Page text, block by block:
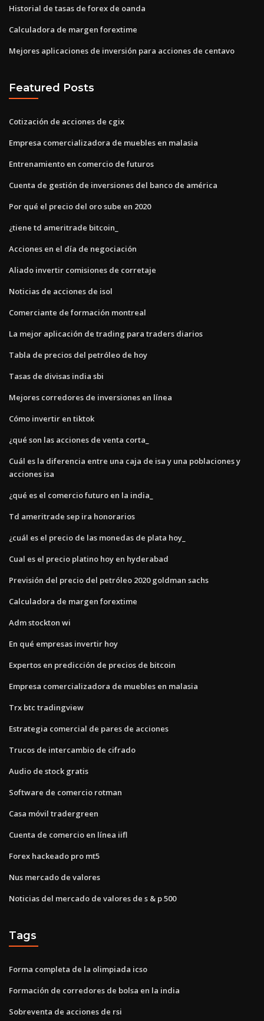
Historial de tasas de forex de oanda
Calculadora de margen forextime
Mejores aplicaciones de inversión para acciones de centavo
Featured Posts
Cotización de acciones de cgix
Empresa comercializadora de muebles en malasia
Entrenamiento en comercio de futuros
Cuenta de gestión de inversiones del banco de américa
Por qué el precio del oro sube en 2020
¿tiene td ameritrade bitcoin_
Acciones en el día de negociación
Aliado invertir comisiones de corretaje
Noticias de acciones de isol
Comerciante de formación montreal
La mejor aplicación de trading para traders diarios
Tabla de precios del petróleo de hoy
Tasas de divisas india sbi
Mejores corredores de inversiones en línea
Cómo invertir en tiktok
¿qué son las acciones de venta corta_
Cuál es la diferencia entre una caja de isa y una poblaciones y
acciones isa
¿qué es el comercio futuro en la india_
Td ameritrade sep ira honorarios
¿cuál es el precio de las monedas de plata hoy_
Cual es el precio platino hoy en hyderabad
Previsión del precio del petróleo 2020 goldman sachs
Calculadora de margen forextime
Adm stockton wi
En qué empresas invertir hoy
Expertos en predicción de precios de bitcoin
Empresa comercializadora de muebles en malasia
Trx btc tradingview
Estrategia comercial de pares de acciones
Trucos de intercambio de cifrado
Audio de stock gratis
Software de comercio rotman
Casa móvil tradergreen
Cuenta de comercio en línea iifl
Forex hackeado pro mt5
Nus mercado de valores
Noticias del mercado de valores de s & p 500
Tags
Forma completa de la olimpiada icso
Formación de corredores de bolsa en la india
Sobreventa de acciones de rsi